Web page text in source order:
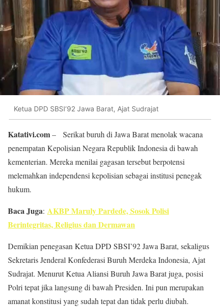
Ketua DPD SBSI’92 Jawa Barat, Ajat Sudrajat
Katativi.com– Serikat buruh di Jawa Barat menolak wacana
penempatan Kepolisian Negara Republik Indonesia di bawah
kementerian. Mereka menilai gagasan tersebut berpotensi
melemahkan independensi kepolisian sebagai institusi penegak
hukum.
Baca Juga: AKBP Maruly Pardede, Sosok Polisi
Berintegritas, Religius dan Dermawan
Demikian penegasan Ketua DPD SBSI’92 Jawa Barat, sekaligus
Sekretaris Jenderal Konfederasi Buruh Merdeka Indonesia, Ajat
Sudrajat. Menurut Ketua Aliansi Buruh Jawa Barat juga, posisi
Polri tepat jika langsung di bawah Presiden. Ini pun merupakan
amanat konstitusi yang sudah tepat dan tidak perlu diubah.